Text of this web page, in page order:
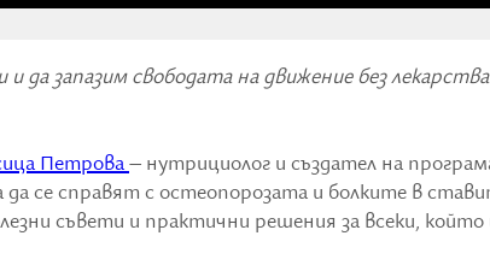
да запазим свободата на движение без
Петрова– нутрициолог и създател на
да се справят с остеопорозата и болките в
съвети и практични решения за всеки, който